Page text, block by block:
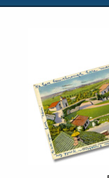
als: Raster Liste